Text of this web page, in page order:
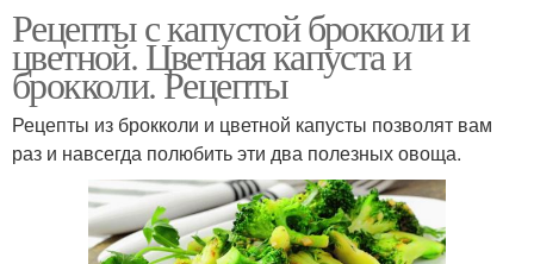
Рецепты с капустой брокколи и
цветной. Цветная капуста и
брокколи. Рецепты
Рецепты из брокколи и цветной капусты позволят вам
раз и навсегда полюбить эти два полезных овоща.